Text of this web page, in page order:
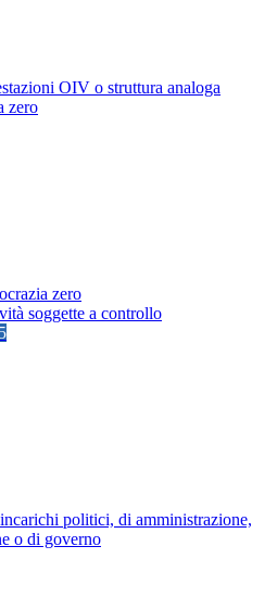
OIV o struttura analoga
zero
zero
soggette a controllo
5
politici, di amministrazione,
o di governo